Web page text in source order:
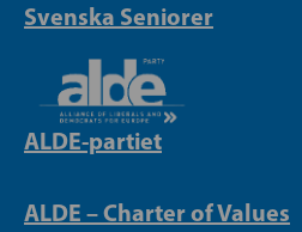
Svenska Seniorer
ALDE-partiet
ALDE – Charter of Values